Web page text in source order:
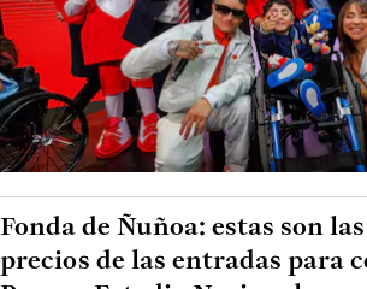
Fonda de Ñuñoa: estas son
precios de las entradas para